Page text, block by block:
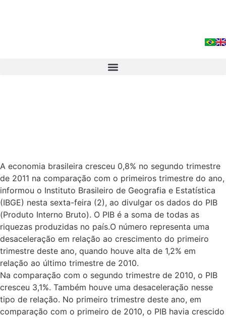
A economia brasileira cresceu 0,8% no segundo trimestre
de 2011 na comparação com o primeiros trimestre do ano,
informou o Instituto Brasileiro de Geografia e Estatística
(IBGE) nesta sexta-feira (2), ao divulgar os dados do PIB
(Produto Interno Bruto). O PIB é a soma de todas as
riquezas produzidas no país.O número representa uma
desaceleração em relação ao crescimento do primeiro
trimestre deste ano, quando houve alta de 1,2% em
relação ao último trimestre de 2010.
Na comparação com o segundo trimestre de 2010, o PIB
cresceu 3,1%. Também houve uma desaceleração nesse
tipo de relação. No primeiro trimestre deste ano, em
comparação com o primeiro de 2010, o PIB havia crescido